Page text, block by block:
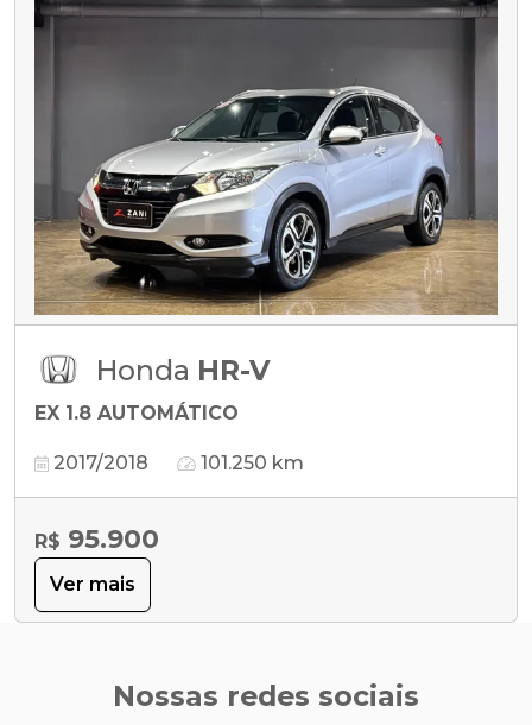
Honda HR-V
EX 1.8 AUTOMÁTICO
2017/2018 101.250 km
R$ 95.900
Ver mais
Nossas redes sociais